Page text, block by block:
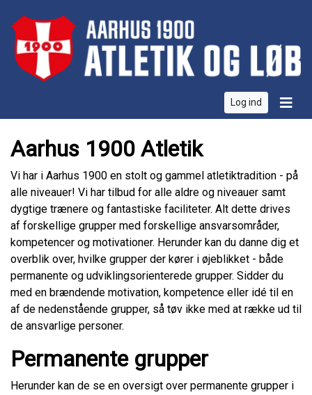
Log ind
Aarhus 1900 Atletik
Vi har i Aarhus 1900 en stolt og gammel atletiktradition - på
alle niveauer! Vi har tilbud for alle aldre og niveauer samt
dygtige trænere og fantastiske faciliteter. Alt dette drives
af forskellige grupper med forskellige ansvarsområder,
kompetencer og motivationer. Herunder kan du danne dig et
overblik over, hvilke grupper der kører i øjeblikket - både
permanente og udviklingsorienterede grupper. Sidder du
med en brændende motivation, kompetence eller idé til en
af de nedenstående grupper, så tøv ikke med at række ud til
de ansvarlige personer.
Permanente grupper
Herunder kan de se en oversigt over permanente grupper i